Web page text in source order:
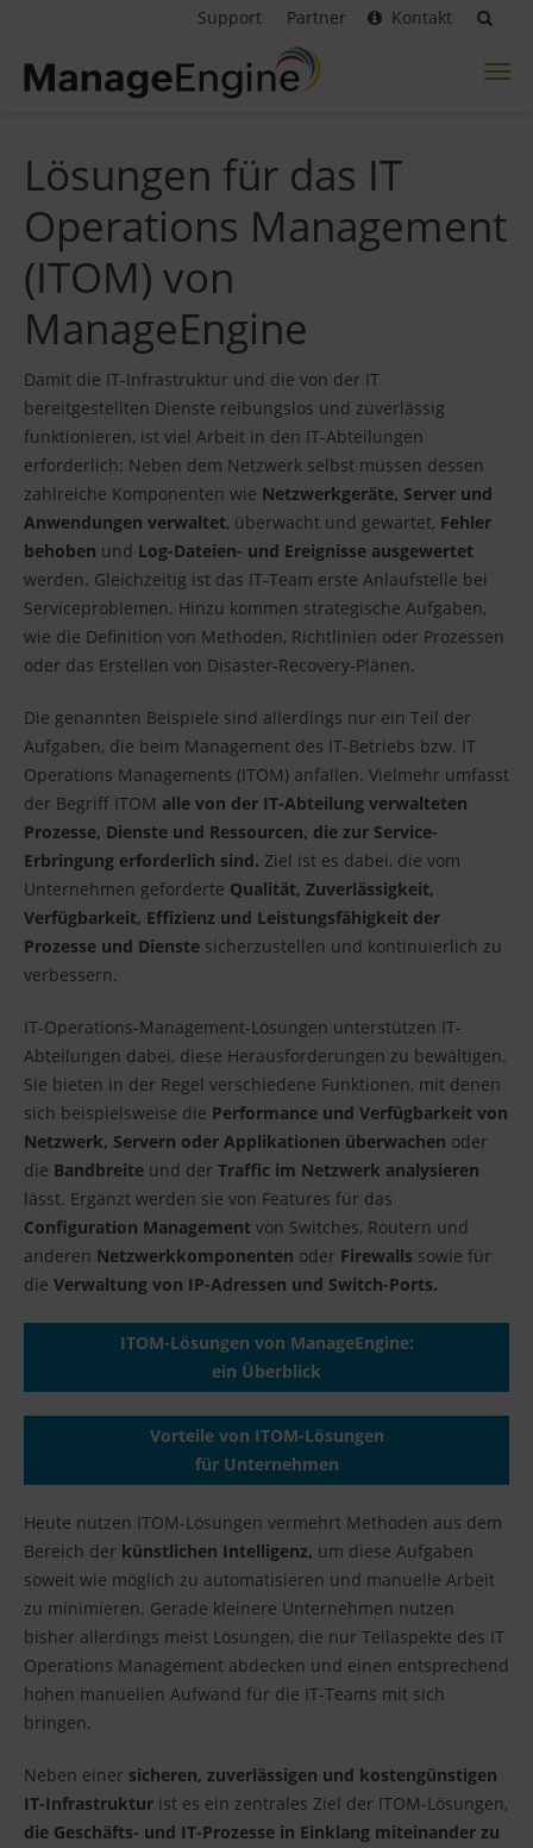
Support Partner Kontakt
Lösungen für das IT
Operations Management
(ITOM) von
ManageEngine
Damit die IT-Infrastruktur und die von der IT
bereitgestellten Dienste reibungslos und zuverlässig
funktionieren, ist viel Arbeit in den IT-Abteilungen
erforderlich: Neben dem Netzwerk selbst müssen dessen
zahlreiche Komponenten wie Netzwerkgeräte, Server und
Anwendungen verwaltet, überwacht und gewartet, Fehler
behoben und Log-Dateien- und Ereignisse ausgewertet
werden. Gleichzeitig ist das IT-Team erste Anlaufstelle bei
Serviceproblemen. Hinzu kommen strategische Aufgaben,
wie die Definition von Methoden, Richtlinien oder Prozessen
oder das Erstellen von Disaster-Recovery-Plänen.
Die genannten Beispiele sind allerdings nur ein Teil der
Aufgaben, die beim Management des IT-Betriebs bzw. IT
Operations Managements (ITOM) anfallen. Vielmehr umfasst
der Begriff ITOM alle von der IT-Abteilung verwalteten
Prozesse, Dienste und Ressourcen, die zur Service-
Erbringung erforderlich sind. Ziel ist es dabei, die vom
Unternehmen geforderte Qualität, Zuverlässigkeit,
Verfügbarkeit, Effizienz und Leistungsfähigkeit der
Prozesse und Dienste sicherzustellen und kontinuierlich zu
verbessern.
IT-Operations-Management-Lösungen unterstützen IT-
Abteilungen dabei, diese Herausforderungen zu bewältigen.
Sie bieten in der Regel verschiedene Funktionen, mit denen
sich beispielsweise die Performance und Verfügbarkeit von
Netzwerk, Servern oder Applikationen überwachen oder
die Bandbreite und der Traffic im Netzwerk analysieren
lässt. Ergänzt werden sie von Features für das
Configuration Management von Switches, Routern und
anderen Netzwerkkomponenten oder Firewalls sowie für
die Verwaltung von IP-Adressen und Switch-Ports.
ITOM-Lösungen von ManageEngine:
ein Überblick
Vorteile von ITOM-Lösungen
für Unternehmen
Heute nutzen ITOM-Lösungen vermehrt Methoden aus dem
Bereich der künstlichen Intelligenz, um diese Aufgaben
soweit wie möglich zu automatisieren und manuelle Arbeit
zu minimieren. Gerade kleinere Unternehmen nutzen
bisher allerdings meist Lösungen, die nur Teilaspekte des IT
Operations Management abdecken und einen entsprechend
hohen manuellen Aufwand für die IT-Teams mit sich
bringen.
Neben einer sicheren, zuverlässigen und kostengünstigen
IT-Infrastruktur ist es ein zentrales Ziel der ITOM-Lösungen,
die Geschäfts- und IT-Prozesse in Einklang miteinander zu